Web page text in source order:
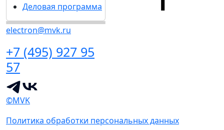
Деловая программа
electron@mvk.ru
+7 (495) 927 95
57
©MVK
Политика обработки персональных данных